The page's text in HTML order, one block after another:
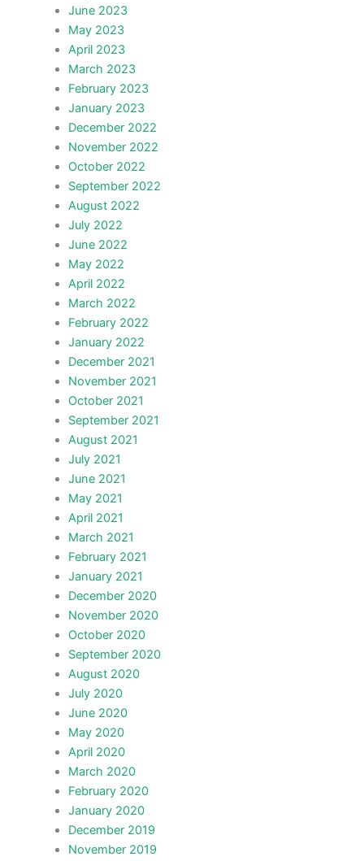
June 2023
May 2023
April 2023
March 2023
February 2023
January 2023
December 2022
November 2022
October 2022
September 2022
August 2022
July 2022
June 2022
May 2022
April 2022
March 2022
February 2022
January 2022
December 2021
November 2021
October 2021
September 2021
August 2021
July 2021
June 2021
May 2021
April 2021
March 2021
February 2021
January 2021
December 2020
November 2020
October 2020
September 2020
August 2020
July 2020
June 2020
May 2020
April 2020
March 2020
February 2020
January 2020
December 2019
November 2019